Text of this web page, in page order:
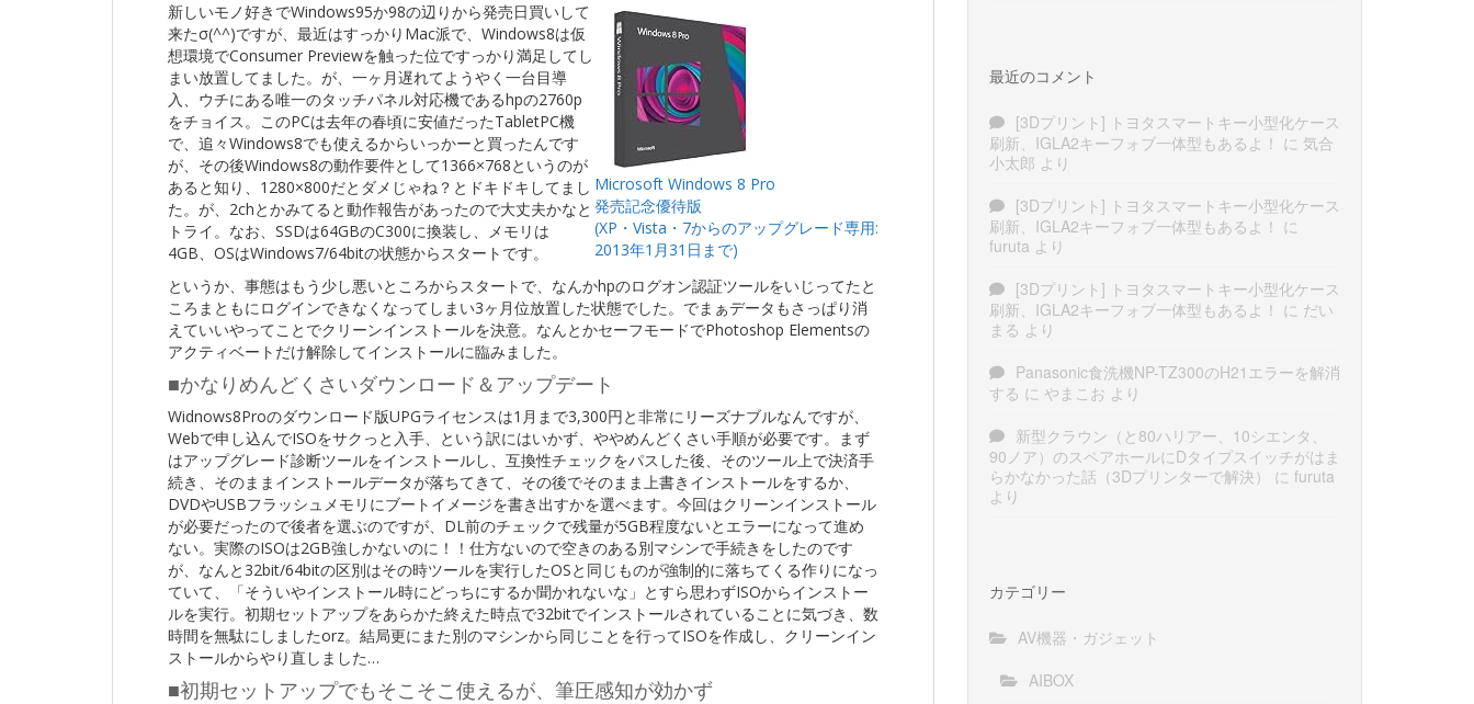
Microsoft Windows 8 Pro
発売記念優待版
(XP・Vista・7からのアップグレード専用:
2013年1月31日まで)
新しいモノ好きでWindows95か98の辺りから発売日買いして
来たσ(^^)ですが、最近はすっかりMac派で、Windows8は仮
想環境でConsumer Previewを触った位ですっかり満足してし
まい放置してました。が、一ヶ月遅れてようやく一台目導
入、ウチにある唯一のタッチパネル対応機であるhpの2760p
をチョイス。このPCは去年の春頃に安値だったTabletPC機
で、追々Windows8でも使えるからいっかーと買ったんです
が、その後Windows8の動作要件として1366×768というのが
あると知り、1280×800だとダメじゃね？とドキドキしてまし
た。が、2chとかみてると動作報告があったので大丈夫かなと
トライ。なお、SSDは64GBのC300に換装し、メモリは
4GB、OSはWindows7/64bitの状態からスタートです。
というか、事態はもう少し悪いところからスタートで、なんかhpのログオン認証ツールをいじってたと
ころまともにログインできなくなってしまい3ヶ月位放置した状態でした。でまぁデータもさっぱり消
えていいやってことでクリーンインストールを決意。なんとかセーフモードでPhotoshop Elementsの
アクティベートだけ解除してインストールに臨みました。
■かなりめんどくさいダウンロード＆アップデート
Widnows8Proのダウンロード版UPGライセンスは1月まで3,300円と非常にリーズナブルなんですが、
Webで申し込んでISOをサクっと入手、という訳にはいかず、ややめんどくさい手順が必要です。まず
はアップグレード診断ツールをインストールし、互換性チェックをパスした後、そのツール上で決済手
続き、そのままインストールデータが落ちてきて、その後でそのまま上書きインストールをするか、
DVDやUSBフラッシュメモリにブートイメージを書き出すかを選べます。今回はクリーンインストール
が必要だったので後者を選ぶのですが、DL前のチェックで残量が5GB程度ないとエラーになって進め
ない。実際のISOは2GB強しかないのに！！仕方ないので空きのある別マシンで手続きをしたのです
が、なんと32bit/64bitの区別はその時ツールを実行したOSと同じものが強制的に落ちてくる作りになっ
ていて、「そういやインストール時にどっちにするか聞かれないな」とすら思わずISOからインストー
ルを実行。初期セットアップをあらかた終えた時点で32bitでインストールされていることに気づき、数
時間を無駄にしましたorz。結局更にまた別のマシンから同じことを行ってISOを作成し、クリーンイン
ストールからやり直しました…
■初期セットアップでもそこそこ使えるが、筆圧感知が効かず
最近のコメント
[3Dプリント] トヨタスマートキー小型化ケース
刷新、IGLA2キーフォブ一体型もあるよ！ に 気合
小太郎 より
[3Dプリント] トヨタスマートキー小型化ケース
刷新、IGLA2キーフォブ一体型もあるよ！ に
furuta より
[3Dプリント] トヨタスマートキー小型化ケース
刷新、IGLA2キーフォブ一体型もあるよ！ に だい
まる より
Panasonic食洗機NP-TZ300のH21エラーを解消
する に やまこお より
新型クラウン（と80ハリアー、10シエンタ、
90ノア）のスペアホールにDタイプスイッチがはま
らかなかった話（3Dプリンターで解決）
に furuta
より
カテゴリー
AV機器・ガジェット
AIBOX